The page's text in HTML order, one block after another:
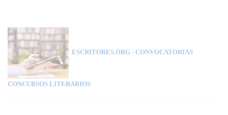
ESCRITORES.ORG - CONVOCATORIAS
CONCURSOS LITERARIOS